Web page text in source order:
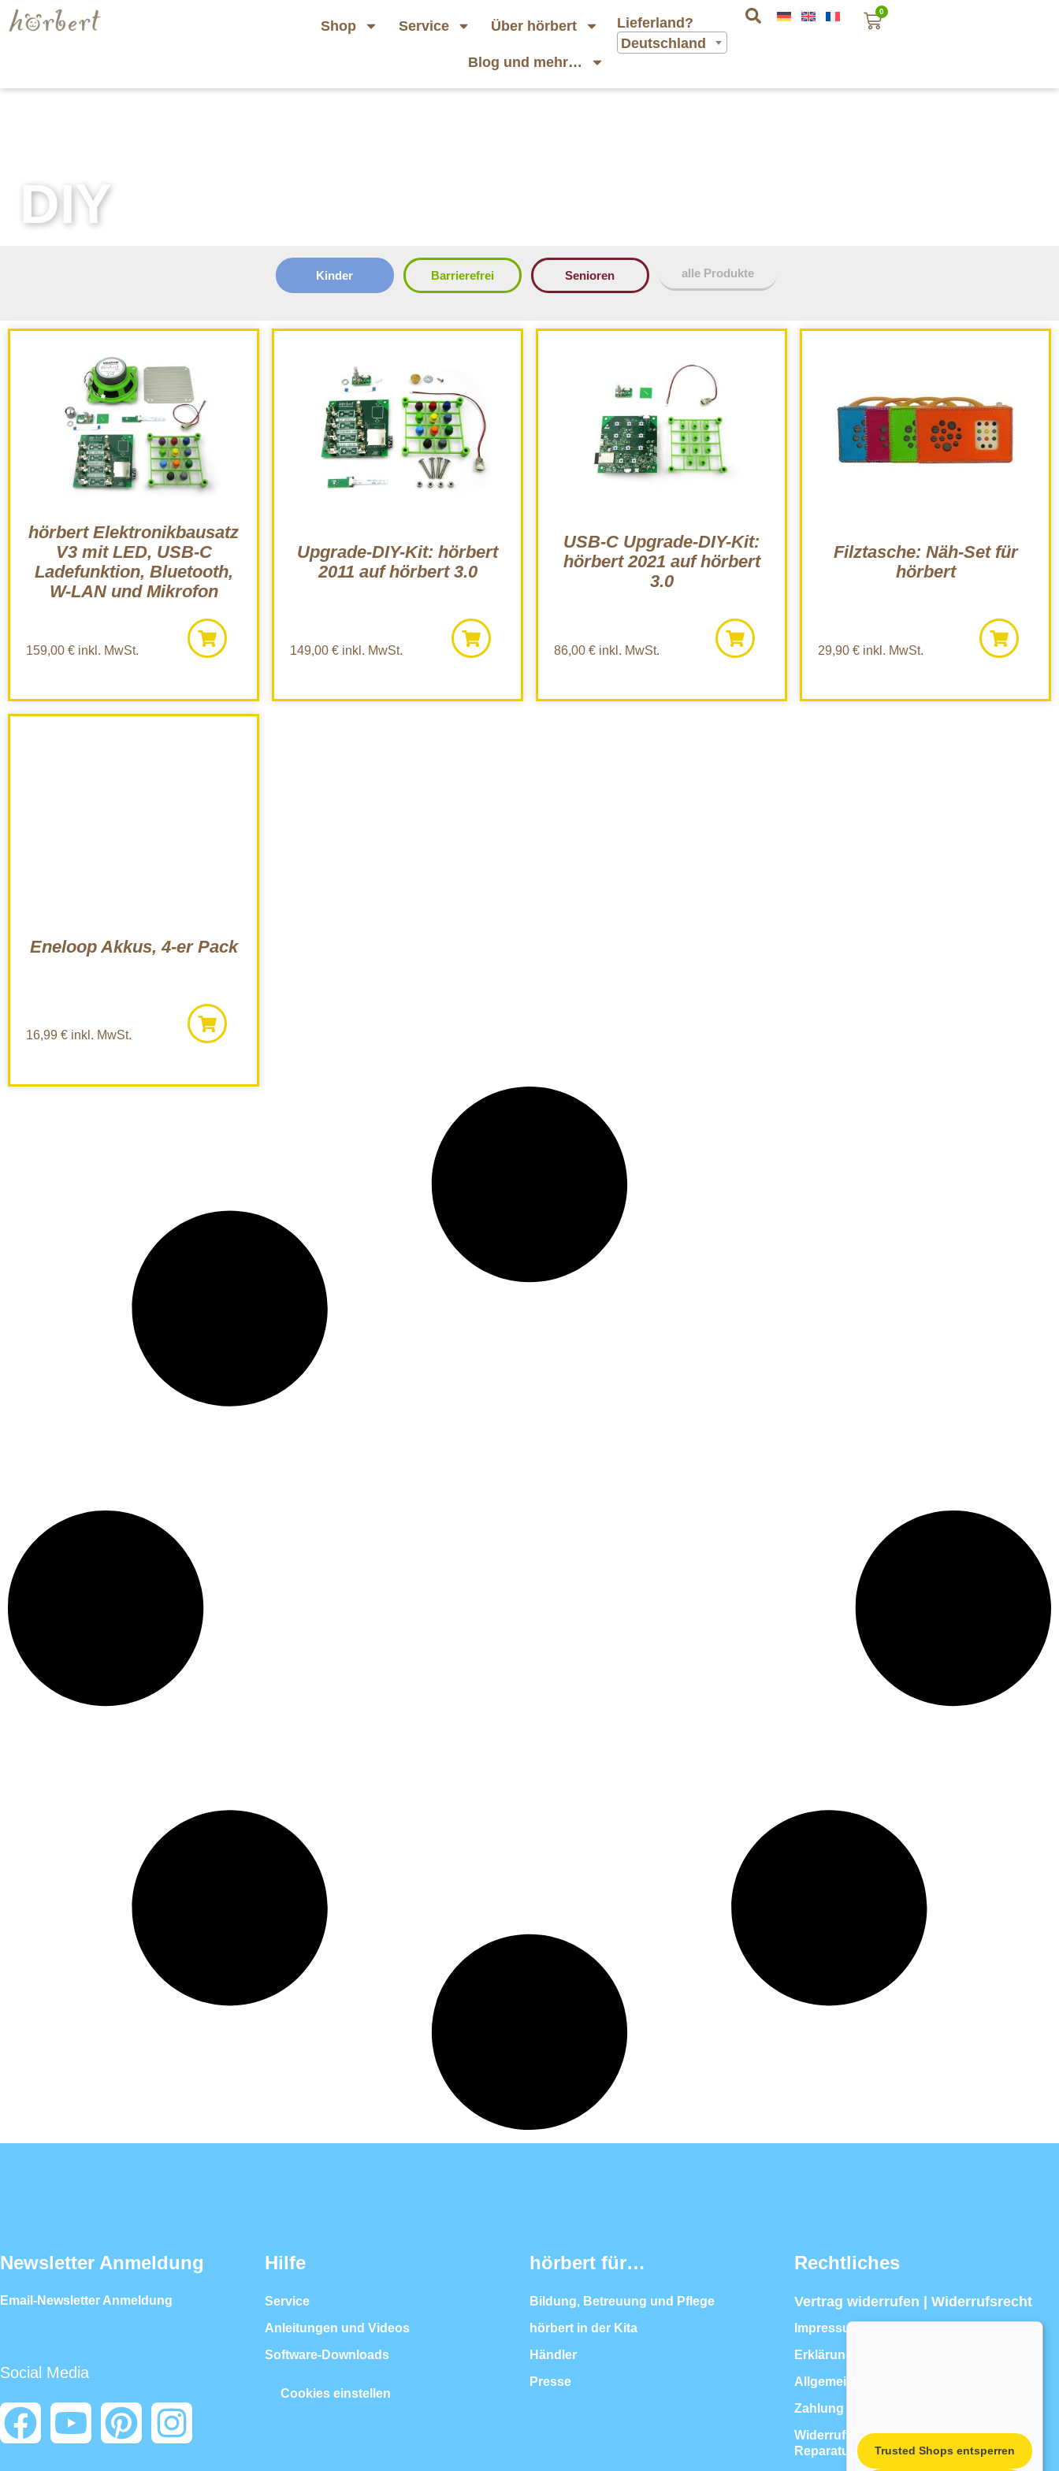
Shop Service Über hörbert
Blog und mehr…
Lieferland?
Deutschland
0
DIY
Kinder Barrierefrei Senioren alle Produkte
hörbert Elektronikbausatz
V3 mit LED, USB-C
Ladefunktion, Bluetooth,
W-LAN und Mikrofon
159,00 € inkl. MwSt.
Upgrade-DIY-Kit: hörbert
2011 auf hörbert 3.0
149,00 € inkl. MwSt.
USB-C Upgrade-DIY-Kit:
hörbert 2021 auf hörbert
3.0
86,00 € inkl. MwSt.
Filztasche: Näh-Set für
hörbert
29,90 € inkl. MwSt.
Eneloop Akkus, 4-er Pack
16,99 € inkl. MwSt.
Newsletter Anmeldung
Email-Newsletter Anmeldung
Social Media
Hilfe
Service
Anleitungen und Videos
Software-Downloads
Cookies einstellen
hörbert für…
Bildung, Betreuung und Pflege
hörbert in der Kita
Händler
Presse
Rechtliches
Vertrag widerrufen | Widerrufsrecht
Impressum
Erklärung zur Barrierefreiheit
Allgemeine Geschäftsbedingungen
Zahlung & Versand
Widerrufsrecht für Dienstleistungen, z.B.
Reparaturen
Trusted Shops entsperren